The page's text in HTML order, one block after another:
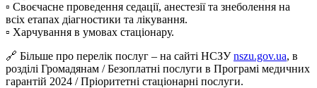
▫️ Своєчасне проведення седації, анестезії та знеболення на
всіх етапах діагностики та лікування.
▫️ Харчування в умовах стаціонару.
🔗 Більше про перелік послуг – на сайті НСЗУnszu.gov.ua, в
розділі Громадянам / Безоплатні послуги в Програмі медичних
гарантій 2024 / Пріоритетні стаціонарні послуги.